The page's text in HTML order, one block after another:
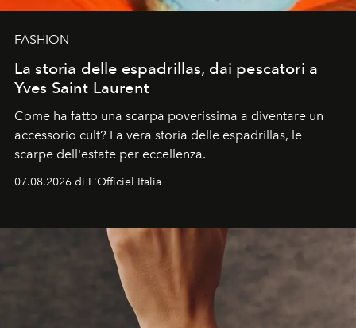
FASHION
La storia delle espadrillas, dai pescatori a
Yves Saint Laurent
Come ha fatto una scarpa poverissima a diventare un
accessorio cult? La vera storia delle espadrillas, le
scarpe dell'estate per eccellenza.
07.08.2026 di L'Officiel Italia